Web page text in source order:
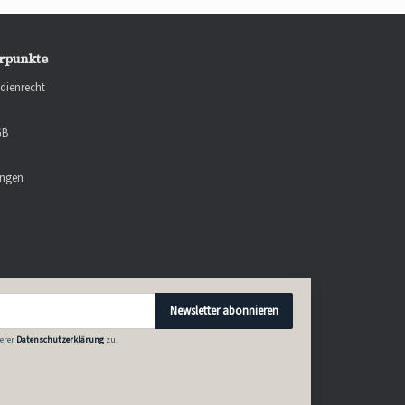
Newsletter abonnieren
Datenschutzerklärung zu.